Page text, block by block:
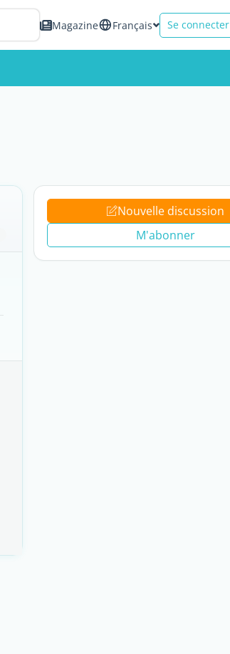
Magazine Français Se connecter
Nouvelle discussion
M'abonner